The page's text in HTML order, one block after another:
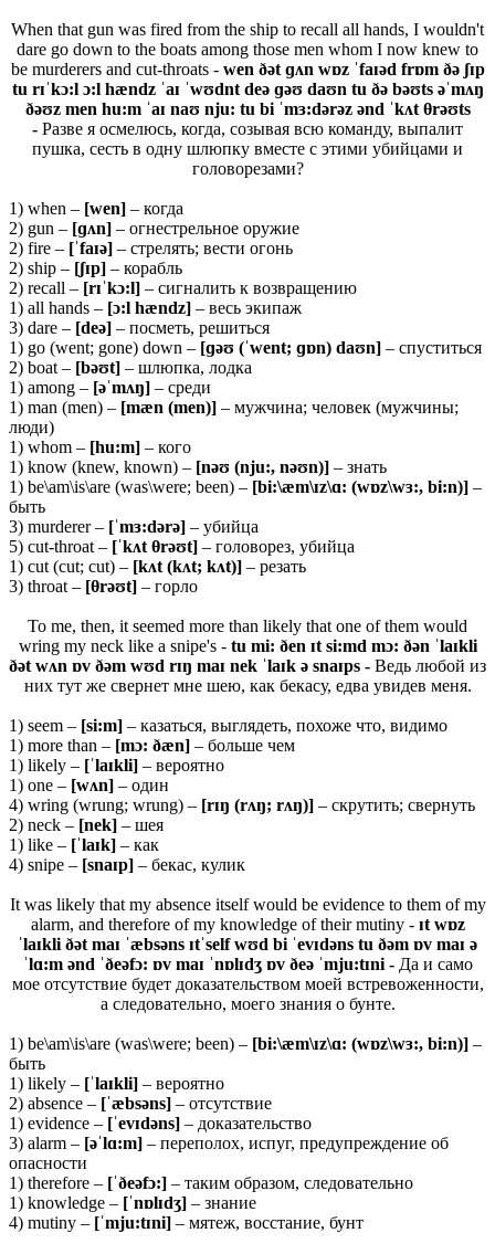
When that gun was fired from the ship to recall all hands, I wouldn't
dare go down to the boats among those men whom I now knew to
be murderers and cut-throats - wen ðət ɡʌn wɒz ˈfaɪəd frɒm ðə ʃɪp
tu rɪˈkɔ:l ɔ:l hændz ˈaɪ ˈwʊdnt deə ɡəʊ daʊn tu ðə bəʊts əˈmʌŋ
ðəʊz men hu:m ˈaɪ naʊ nju: tu bi ˈmɜ:dərəz ənd ˈkʌt θrəʊts
- Разве я осмелюсь, когда, созывая всю команду, выпалит
пушка, сесть в одну шлюпку вместе с этими убийцами и
головорезами?
1) when – [wen] – когда
2) gun – [ɡʌn] – огнестрельное оружие
2) fire – [ˈfaɪə] – стрелять; вести огонь
2) ship – [ʃɪp] – корабль
2) recall – [rɪˈkɔ:l] – сигналить к возвращению
1) all hands – [ɔ:l hændz] – весь экипаж
3) dare – [deə] – посметь, решиться
1) go (went; gone) down – [ɡəʊ (ˈwent; ɡɒn) daʊn] – спуститься
2) boat – [bəʊt] – шлюпка, лодка
1) among – [əˈmʌŋ] – среди
1) man (men) – [mæn (men)] – мужчина; человек (мужчины;
люди)
1) whom – [hu:m] – кого
1) know (knew, known) – [nəʊ (nju:, nəʊn)] – знать
1) be\am\is\are (was\were; been) – [bi:\æm\ɪz\ɑ: (wɒz\wɜ:, bi:n)] –
быть
3) murderer – [ˈmɜ:dərə] – убийца
5) cut-throat – [ˈkʌt θrəʊt] – головорез, убийца
1) cut (cut; cut) – [kʌt (kʌt; kʌt)] – резать
3) throat – [θrəʊt] – горло
To me, then, it seemed more than likely that one of them would
wring my neck like a snipe's - tu mi: ðen ɪt si:md mɔ: ðən ˈlaɪkli
ðət wʌn ɒv ðəm wʊd rɪŋ maɪ nek ˈlaɪk ə snaɪps - Ведь любой из
них тут же свернет мне шею, как бекасу, едва увидев меня.
1) seem – [si:m] – казаться, выглядеть, похоже что, видимо
1) more than – [mɔ: ðæn] – больше чем
1) likely – [ˈlaɪkli] – вероятно
1) one – [wʌn] – один
4) wring (wrung; wrung) – [rɪŋ (rʌŋ; rʌŋ)] – скрутить; свернуть
2) neck – [nek] – шея
1) like – [ˈlaɪk] – как
4) snipe – [snaɪp] – бекас, кулик
It was likely that my absence itself would be evidence to them of my
alarm, and therefore of my knowledge of their mutiny - ɪt wɒz
ˈlaɪkli ðət maɪ ˈæbsəns ɪtˈself wʊd bi ˈevɪdəns tu ðəm ɒv maɪ ə
ˈlɑ:m ənd ˈðeəfɔ: ɒv maɪ ˈnɒlɪdʒ ɒv ðeə ˈmju:tɪni - Да и само
мое отсутствие будет доказательством моей встревоженности,
а следовательно, моего знания о бунте.
1) be\am\is\are (was\were; been) – [bi:\æm\ɪz\ɑ: (wɒz\wɜ:, bi:n)] –
быть
1) likely – [ˈlaɪkli] – вероятно
2) absence – [ˈæbsəns] – отсутствие
1) evidence – [ˈevɪdəns] – доказательство
3) alarm – [əˈlɑ:m] – переполох, испуг, предупреждение об
опасности
1) therefore – [ˈðeəfɔ:] – таким образом, следовательно
1) knowledge – [ˈnɒlɪdʒ] – знание
4) mutiny – [ˈmju:tɪni] – мятеж, восстание, бунт